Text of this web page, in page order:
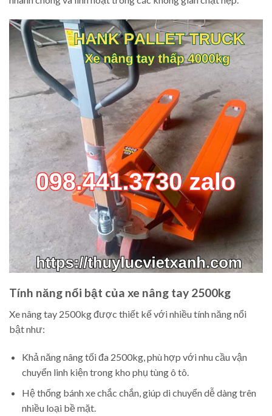
Tính năng nổi bật của xe nâng tay 2500kg
Xe nâng tay 2500kg được thiết kế với nhiều tính năng nổi
bật như:
Khả năng nâng tối đa 2500kg, phù hợp với nhu cầu vận
chuyển linh kiện trong kho phụ tùng ô tô.
Hệ thống bánh xe chắc chắn, giúp di chuyển dễ dàng trên
nhiều loại bề mặt.